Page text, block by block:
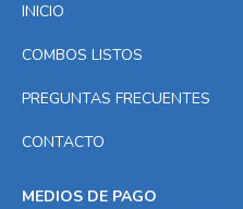
INICIO
COMBOS LISTOS
PREGUNTAS FRECUENTES
CONTACTO
MEDIOS DE PAGO